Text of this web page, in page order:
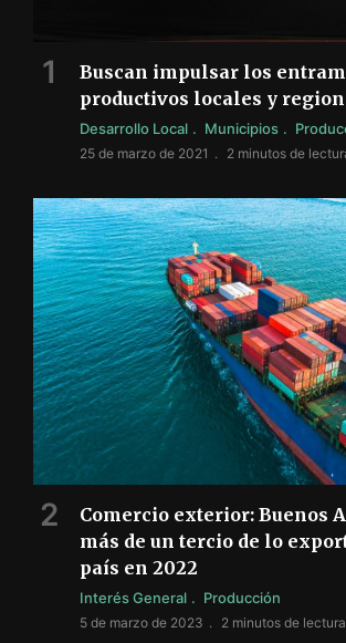
Buscan impulsar los
productivos locales y
Desarrollo Local Municipios
25 de marzo de 2021 2 minutos de
Comercio exterior: Buenos
más de un tercio de lo
país en 2022
Interés General Producción
5 de marzo de 2023 2 minutos de lectura